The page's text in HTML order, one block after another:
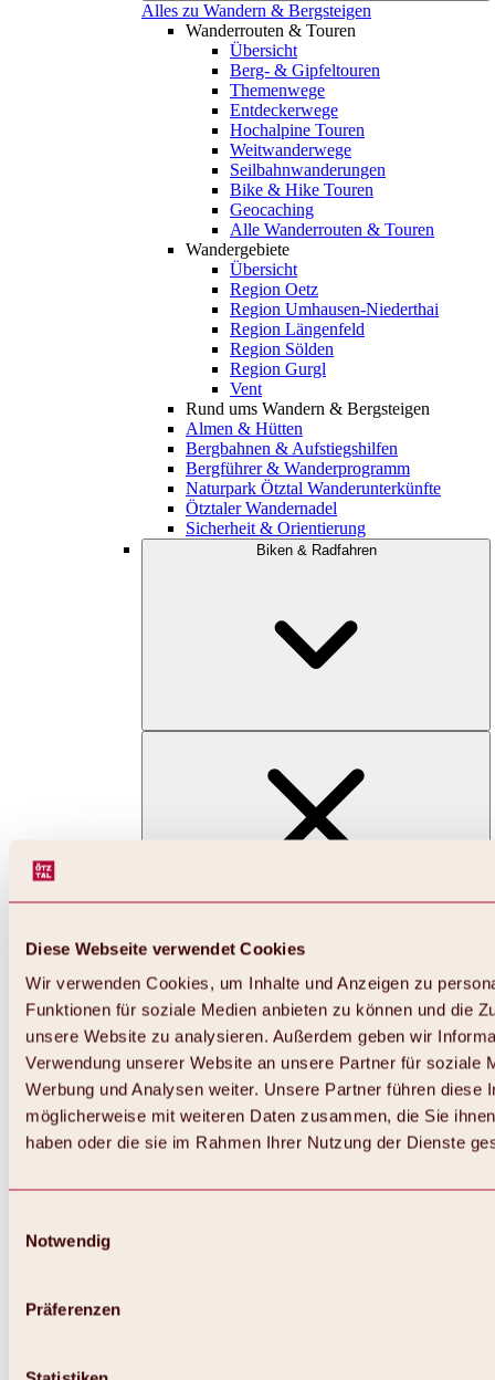
Diese Webseite verwendet Cookies
Wir verwenden Cookies, um Inhalte und Anzeigen zu
Funktionen für soziale Medien anbieten zu können und die
unsere Website zu analysieren. Außerdem geben wir
Verwendung unserer Website an unsere Partner für soziale
Werbung und Analysen weiter. Unsere Partner führen diese
möglicherweise mit weiteren Daten zusammen, die Sie
haben oder die sie im Rahmen Ihrer Nutzung der Dienste
Notwendig
Präferenzen
Alles zu Wandern & Bergsteigen
Wanderrouten & Touren
Übersicht
Berg- & Gipfeltouren
Themenwege
Entdeckerwege
Hochalpine Touren
Weitwanderwege
Seilbahnwanderungen
Bike & Hike Touren
Geocaching
Alle Wanderrouten & Touren
Wandergebiete
Übersicht
Region Oetz
Region Umhausen-Niederthai
Region Längenfeld
Region Sölden
Region Gurgl
Vent
Rund ums Wandern & Bergsteigen
Almen & Hütten
Bergbahnen & Aufstiegshilfen
Bergführer & Wanderprogramm
Naturpark Ötztal Wanderunterkünfte
Ötztaler Wandernadel
Sicherheit & Orientierung
Biken & Radfahren